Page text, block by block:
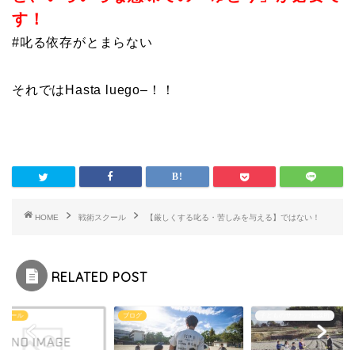
す！
#叱る依存がとまらない
それではHasta luego–！！
HOME 戦術スクール 【厳しくする叱る・苦しみを与える】ではない！
RELATED POST
クール ブログ